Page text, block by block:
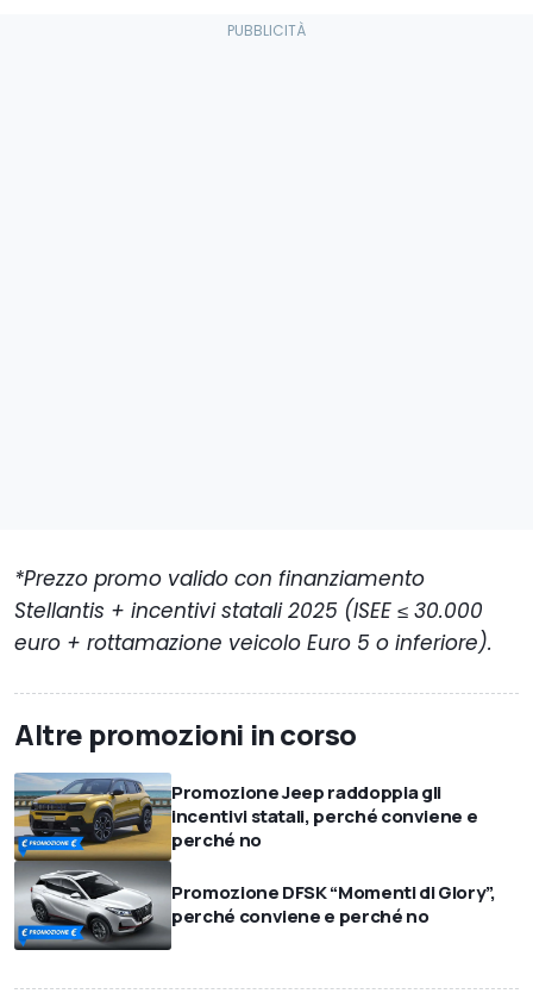
*Prezzo promo valido con finanziamento
Stellantis + incentivi statali 2025 (ISEE ≤ 30.000
euro + rottamazione veicolo Euro 5 o inferiore).
Altre promozioni in corso
Promozione Jeep raddoppia gli
incentivi statali, perché conviene e
perché no
Promozione DFSK “Momenti di Glory”,
perché conviene e perché no